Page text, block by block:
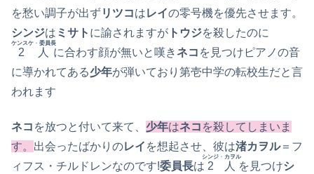
を愁い調子が出ずリツコはレイの零号機を優先させます。
シンジは ミサト に諭されますが トウジを殺したのに
2人
ケンスケ ・ 委員長
に合わす顔が無いと嘆きネコ を見つけピアノの音
に導かれてある少年が弾いており第壱中学の転校生だと言
われます
ネコ を放つと付いて来て、 少年はネコ を殺してしまいま
す。 出会ったばかりのレイ を想起させ、彼は渚カヲル＝フ
ィフス・チルドレンなのです!委員長は 2人
シンジ ・ カヲル
を見つけシ